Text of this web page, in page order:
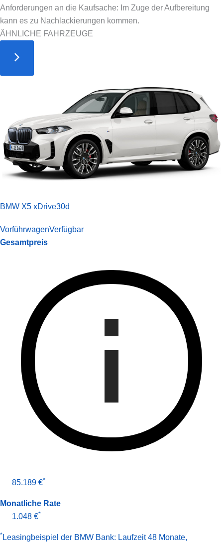
Anforderungen an die Kaufsache: Im Zuge der Aufbereitung
kann es zu Nachlackierungen kommen.
ÄHNLICHE FAHRZEUGE
BMW X5 xDrive30d
VorführwagenVerfügbar
Gesamtpreis
85.189 €*
Monatliche Rate
1.048 €*
* Leasingbeispiel der BMW Bank: Laufzeit 48 Monate,